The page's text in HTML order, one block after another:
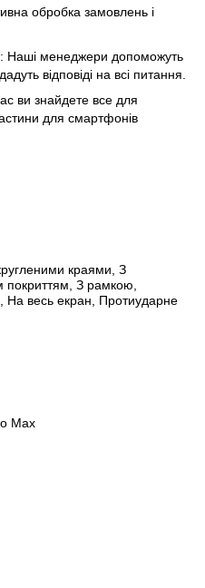
обробка замовлень і
: Наші менеджери допоможуть
відповіді на всі питання.
ви знайдете все для
для смартфонів
краями З
З рамкою
На весь екран
Протиударне
Max